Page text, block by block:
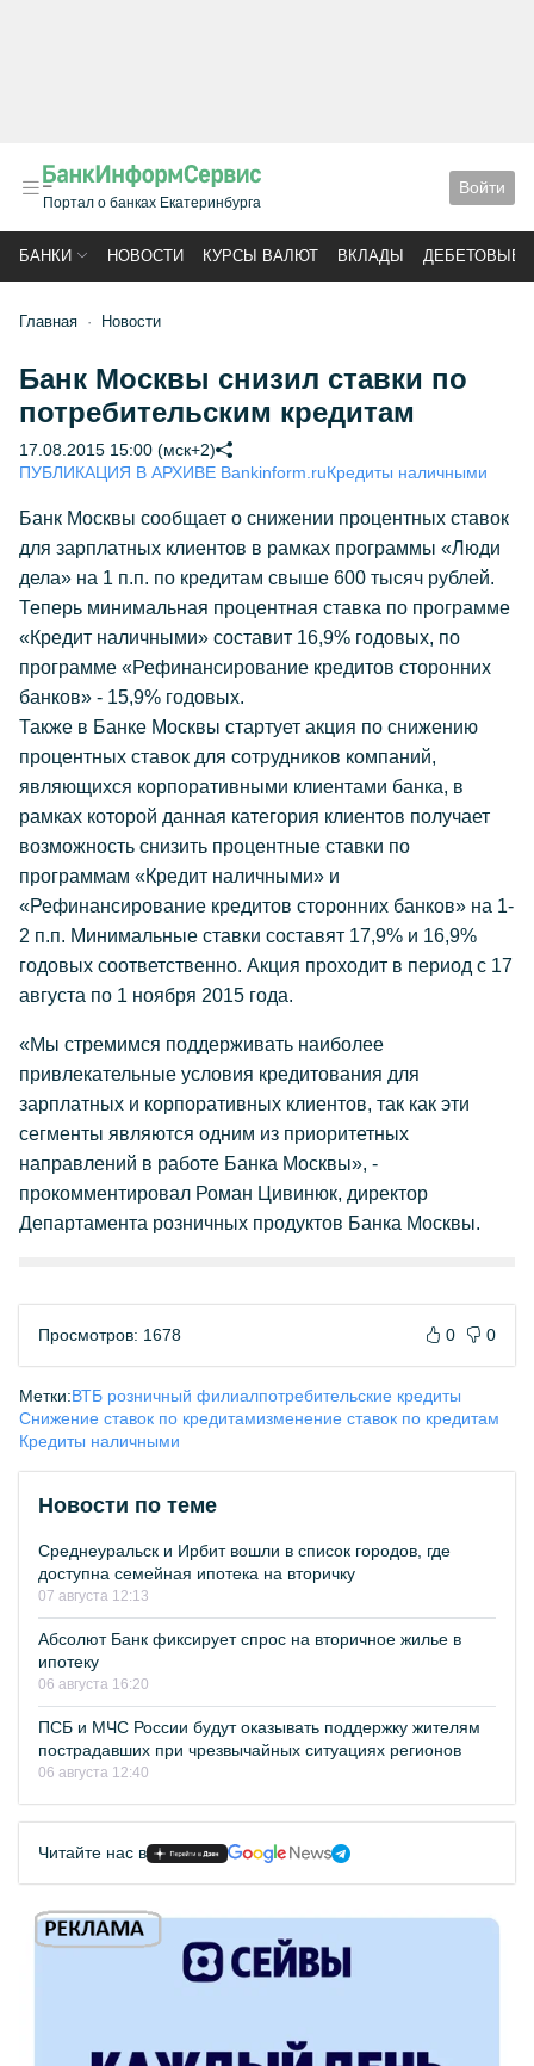
Портал о банках Екатеринбурга
Войти
БАНКИ НОВОСТИ КУРСЫ ВАЛЮТ ВКЛАДЫ ДЕБЕТОВЫЕ
Главная Новости
Банк Москвы снизил ставки по
потребительским кредитам
17.08.2015 15:00 (мск+2)
ПУБЛИКАЦИЯ В АРХИВЕ Bankinform.ruКредиты наличными
Банк Москвы сообщает о снижении процентных ставок
для зарплатных клиентов в рамках программы «Люди
дела» на 1 п.п. по кредитам свыше 600 тысяч рублей.
Теперь минимальная процентная ставка по программе
«Кредит наличными» составит 16,9% годовых, по
программе «Рефинансирование кредитов сторонних
банков» - 15,9% годовых.
Также в Банке Москвы стартует акция по снижению
процентных ставок для сотрудников компаний,
являющихся корпоративными клиентами банка, в
рамках которой данная категория клиентов получает
возможность снизить процентные ставки по
программам «Кредит наличными» и
«Рефинансирование кредитов сторонних банков» на 1-
2 п.п. Минимальные ставки составят 17,9% и 16,9%
годовых соответственно. Акция проходит в период с 17
августа по 1 ноября 2015 года.
«Мы стремимся поддерживать наиболее
привлекательные условия кредитования для
зарплатных и корпоративных клиентов, так как эти
сегменты являются одним из приоритетных
направлений в работе Банка Москвы», -
прокомментировал Роман Цивинюк, директор
Департамента розничных продуктов Банка Москвы.
Просмотров: 1678 0 0
Метки:ВТБ розничный филиалпотребительские кредиты
Снижение ставок по кредитамизменение ставок по кредитам
Кредиты наличными
Новости по теме
Среднеуральск и Ирбит вошли в список городов, где
доступна семейная ипотека на вторичку
07 августа 12:13
Абсолют Банк фиксирует спрос на вторичное жилье в
ипотеку
06 августа 16:20
ПСБ и МЧС России будут оказывать поддержку жителям
пострадавших при чрезвычайных ситуациях регионов
06 августа 12:40
Читайте нас в